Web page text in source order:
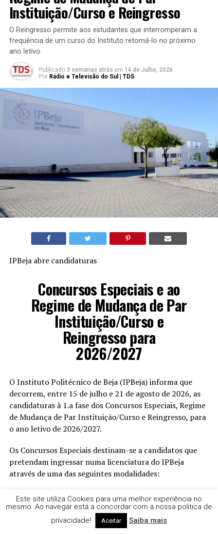
Instituição/Curso e Reingresso
O Reingresso permite aos estudantes que interromperam a
frequência de um curso do Instituto retomá-lo no próximo
ano letivo.
Publicado 3 semanas atrás em 14 de Julho, 2026
Por Rádio e Televisão do Sul | TDS
IPBeja abre candidaturas
Concursos Especiais e ao
Regime de Mudança de Par
Instituição/Curso e
Reingresso para
2026/2027
O Instituto Politécnico de Beja (IPBeja) informa que
decorrem, entre 15 de julho e 21 de agosto de 2026, as
candidaturas à 1.a fase dos Concursos Especiais, Regime
de Mudança de Par Instituição/Curso e Reingresso, para
o ano letivo de 2026/2027.
Os Concursos Especiais destinam-se a candidatos que
pretendam ingressar numa licenciatura do IPBeja
através de uma das seguintes modalidades:
• Maiores de 23 anos;
• Titulares de um Diploma de Especialização
Tecnológica (DET);
• Titulares de um Diploma de Técnico Superior
Este site utiliza Cookies para uma melhor experiência no
mesmo. Ao navegar está a concordar com a nossa politica de
privacidade!
Aceitar Saiba mais